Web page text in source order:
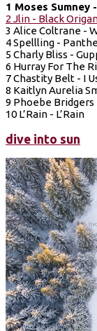
1 Moses Sumney
2 Jlin - Black
3 Alice Coltrane -
4 Spellling -
5 Charly Bliss -
6 Hurray For The
7 Chastity Belt - I
8 Kaitlyn Aurelia
9 Phoebe
10 L’Rain - L’Rain
dive into sun